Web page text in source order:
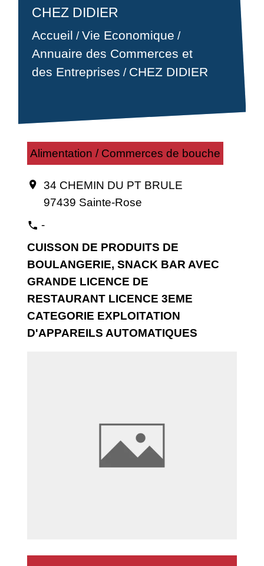
CHEZ DIDIER
Accueil /Vie Economique /
Annuaire des Commerces et
des Entreprises / CHEZ DIDIER
Alimentation / Commerces de bouche
location_on
34 CHEMIN DU PT BRULE
97439 Sainte-Rose
phone -
CUISSON DE PRODUITS DE
BOULANGERIE, SNACK BAR AVEC
GRANDE LICENCE DE
RESTAURANT LICENCE 3EME
CATEGORIE EXPLOITATION
D'APPAREILS AUTOMATIQUES